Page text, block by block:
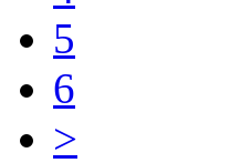
5
6
>